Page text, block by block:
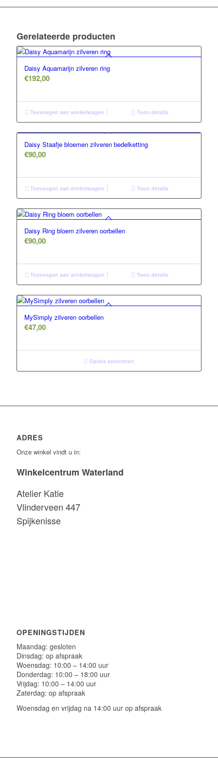
Gerelateerde producten
Daisy Aquamarijn zilveren ring
€192,00
Toevoegen aan winkelwagen Toon details
Daisy Staafje bloemen zilveren bedelketting
€90,00
Toevoegen aan winkelwagen Toon details
Daisy Ring bloem zilveren oorbellen
€90,00
Toevoegen aan winkelwagen Toon details
MySimply zilveren oorbellen
€47,00
Opties selecteren
ADRES
Onze winkel vindt u in:
Winkelcentrum Waterland
Atelier Katie
Vlinderveen 447
Spijkenisse
OPENINGSTIJDEN
Maandag: gesloten
Dinsdag: op afspraak
Woensdag: 10:00 – 14:00 uur
Donderdag: 10:00 – 18:00 uur
Vrijdag: 10:00 – 14:00 uur
Zaterdag: op afspraak
Woensdag en vrijdag na 14:00 uur op afspraak